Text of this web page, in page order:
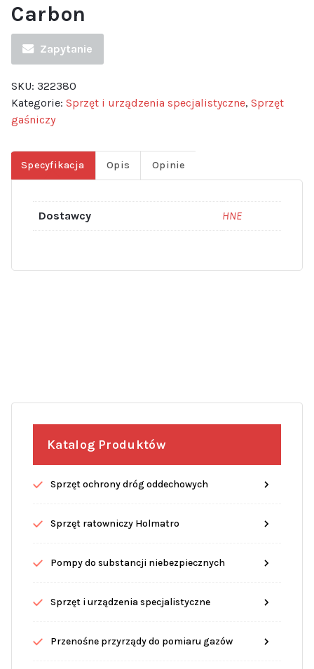
Carbon
Zapytanie
SKU: 322380
Kategorie: Sprzęt i urządzenia specjalistyczne, Sprzęt
gaśniczy
Specyfikacja Opis Opinie
Dostawcy HNE
Katalog Produktów
Sprzęt ochrony dróg oddechowych
Sprzęt ratowniczy Holmatro
Pompy do substancji niebezpiecznych
Sprzęt i urządzenia specjalistyczne
Przenośne przyrządy do pomiaru gazów